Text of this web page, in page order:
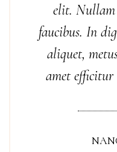
elit. Nullam
faucibus. In
aliquet,
amet